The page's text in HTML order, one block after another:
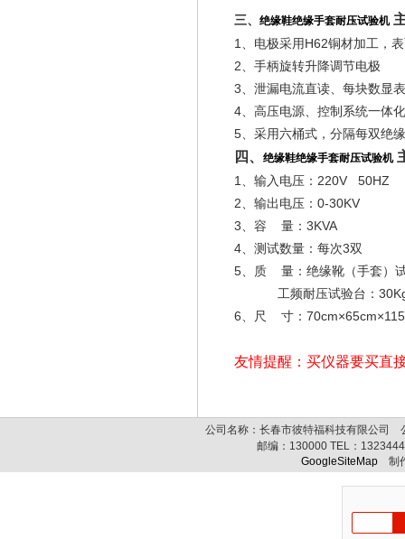
三、 绝缘鞋绝缘手套耐压试验机
1、电极采用H62铜材加工，
2、手柄旋转升降调节电极
3、泄漏电流直读、每块数显
4、高压电源、控制系统一体
5、采用六桶式，分隔每双绝
四、 绝缘鞋绝缘手套耐压试验机
1、输入电压：220V 50HZ
2、输出电压：0-30KV
3、容 量：3KVA
4、测试数量：每次3双
5、质 量：绝缘靴（手套
工频耐压试验台：
6、尺 寸：
友情提醒：买仪器要买直
公司名称：长春市彼特福科技有限公司
邮编： 130000TEL：
GoogleSiteMap 制